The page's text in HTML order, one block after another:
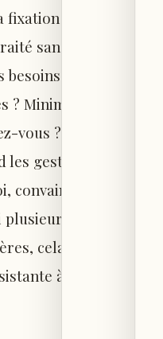
de limites ?
sans réagir ?
pour
Minimisez-vous
vous ? Remettez-
gestes
convaincu que vous
de ces
cela peut
à choisir